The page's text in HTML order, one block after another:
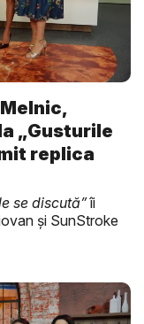
„Gusturile
replica
se discută”îi
și SunStroke